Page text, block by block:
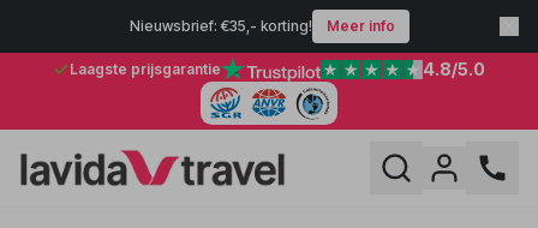
Nieuwsbrief: €35,- korting! Meer info
Laagste prijsgarantie 4.8/5.0